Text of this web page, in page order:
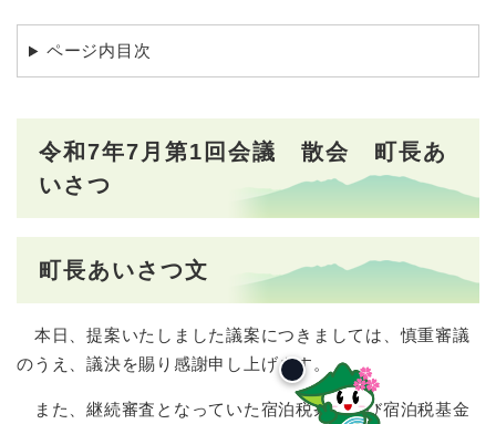
ページ内目次
令和7年7月第1回会議 散会 町長あ
いさつ
町長あいさつ文
本日、提案いたしました議案につきましては、慎重審議
のうえ、議決を賜り感謝申し上げます。
また、継続審査となっていた宿泊税条例及び宿泊税基金